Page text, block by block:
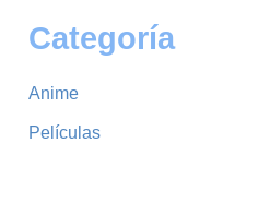
Categoría
Anime
Películas